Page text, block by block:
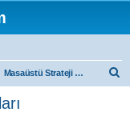
Masaüstü Strateji ve Kart Oyunları